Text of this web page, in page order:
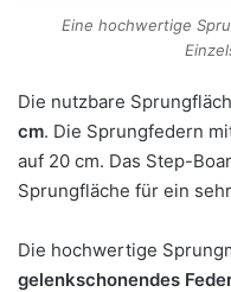
Eine hochwertige
Die nutzbare
cm. Die Sprungfedern
auf 20 cm. Das Step-
Sprungfläche für ein
Die hochwertige
gelenkschonendes